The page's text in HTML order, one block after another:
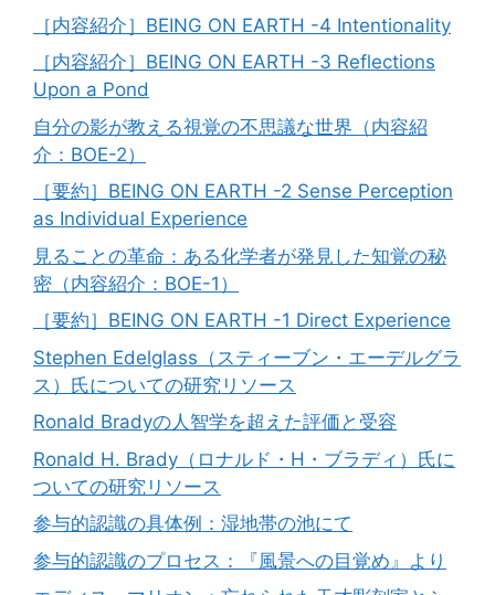
［内容紹介］BEING ON EARTH -4 Intentionality
［内容紹介］BEING ON EARTH -3 Reflections
Upon a Pond
自分の影が教える視覚の不思議な世界（内容紹
介：BOE-2）
［要約］BEING ON EARTH -2 Sense Perception
as Individual Experience
見ることの革命：ある化学者が発見した知覚の秘
密（内容紹介：BOE-1）
［要約］BEING ON EARTH -1 Direct Experience
Stephen Edelglass（スティーブン・エーデルグラ
ス）氏についての研究リソース
Ronald Bradyの人智学を超えた評価と受容
Ronald H. Brady（ロナルド・H・ブラディ）氏に
ついての研究リソース
参与的認識の具体例：湿地帯の池にて
参与的認識のプロセス：『風景への目覚め』より